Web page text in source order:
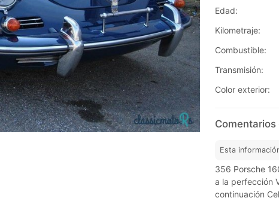
Edad:
Kilometraje:
Combustible:
Transmisión:
Color exterior:
Esta
356 Porsche
a la perfección
continuación